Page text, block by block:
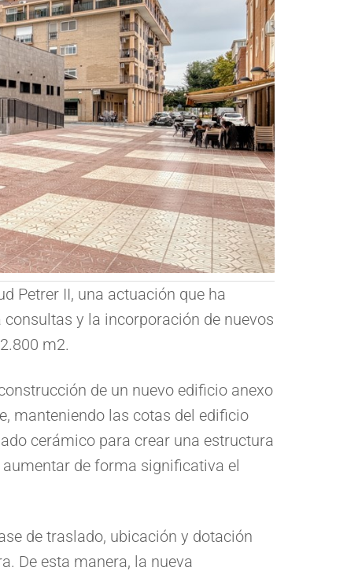
Petrer II, una actuación que ha
y la incorporación de nuevos
m2.
de un nuevo edificio anexo
manteniendo las cotas del edificio
cerámico para crear una estructura
de forma significativa el
de traslado, ubicación y dotación
De esta manera, la nueva